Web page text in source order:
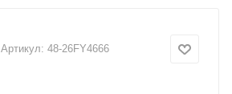
Артикул: 48-26FY4666